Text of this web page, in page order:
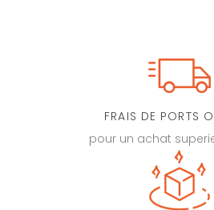
FRAIS DE PORTS
pour un achat